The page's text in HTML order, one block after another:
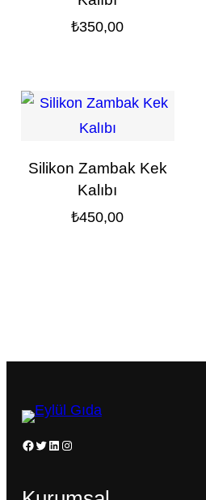
₺350,00
Silikon Zambak Kek
Kalıbı
₺450,00
Facebook Twitter LinkedIn Instagram